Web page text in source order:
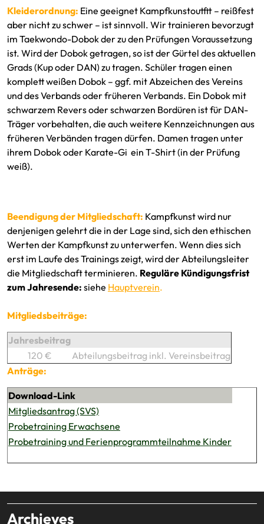
Kleiderordnung: Eine geeignet Kampfkunstoutfit – reißfest
aber nicht zu schwer – ist sinnvoll. Wir trainieren bevorzugt
im Taekwondo-Dobok der zu den Prüfungen Voraussetzung
ist. Wird der Dobok getragen, so ist der Gürtel des aktuellen
Grads (Kup oder DAN) zu tragen. Schüler tragen einen
komplett weißen Dobok – ggf. mit Abzeichen des Vereins
und des Verbands oder früheren Verbands. Ein Dobok mit
schwarzem Revers oder schwarzen Bordüren ist für DAN-
Träger vorbehalten, die auch weitere Kennzeichnungen aus
früheren Verbänden tragen dürfen. Damen tragen unter
ihrem Dobok oder Karate-Gi ein T-Shirt (in der Prüfung
weiß).
Beendigung der Mitgliedschaft: Kampfkunst wird nur
denjenigen gelehrt die in der Lage sind, sich den ethischen
Werten der Kampfkunst zu unterwerfen. Wenn dies sich
erst im Laufe des Trainings zeigt, wird der Abteilungsleiter
die Mitgliedschaft terminieren. Reguläre Kündigungsfrist
zum Jahresende: siehe Hauptverein.
Mitgliedsbeiträge:
Jahresbeitrag
120 €
Abteilungsbeitrag inkl. Vereinsbeitrag
Anträge:
Download-Link
Mitgliedsantrag (SVS)
Probetraining Erwachsene
Probetraining und Ferienprogrammteilnahme Kinder
Archieves